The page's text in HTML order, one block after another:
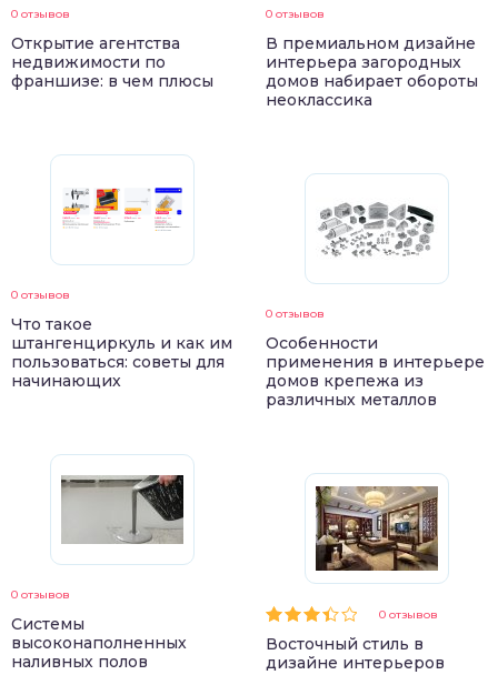
0 отзывов
Открытие агентства
недвижимости по
франшизе: в чем плюсы
0 отзывов
Что такое
штангенциркуль и как им
пользоваться: советы для
начинающих
0 отзывов
Системы
высоконаполненных
наливных полов
0 отзывов
В премиальном дизайне
интерьера загородных
домов набирает обороты
неоклассика
0 отзывов
Особенности
применения в интерьере
домов крепежа из
различных металлов
0 отзывов
Восточный стиль в
дизайне интерьеров